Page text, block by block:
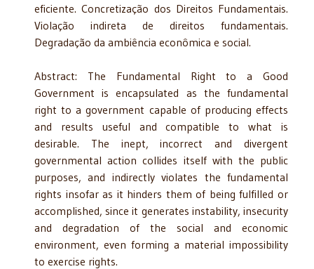
eficiente. Concretização dos Direitos Fundamentais.
Violação indireta de direitos fundamentais.
Degradação da ambiência econômica e social.
Abstract: The Fundamental Right to a Good
Government is encapsulated as the fundamental
right to a government capable of producing effects
and results useful and compatible to what is
desirable. The inept, incorrect and divergent
governmental action collides itself with the public
purposes, and indirectly violates the fundamental
rights insofar as it hinders them of being fulfilled or
accomplished, since it generates instability, insecurity
and degradation of the social and economic
environment, even forming a material impossibility
to exercise rights.